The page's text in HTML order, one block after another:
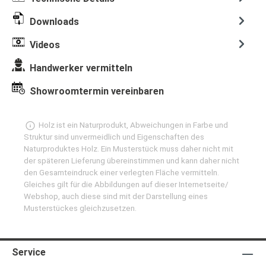
Downloads
Videos
Handwerker vermitteln
Showroomtermin vereinbaren
Holz ist ein Naturprodukt, Abweichungen in Farbe und
Struktur sind unvermeidlich und Eigenschaften des
Naturproduktes Holz. Ein Musterstück muss daher nicht mit
der späteren Lieferung übereinstimmen und kann daher nicht
den Gesamteindruck einer verlegten Fläche vermitteln.
Gleiches gilt für die Abbildungen auf dieser Internetseite/
Webshop, auch diese sind mit der Darstellung eines
Musterstückes gleichzusetzen.
Service